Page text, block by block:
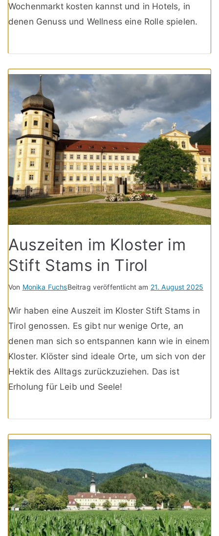
Wochenmarkt kosten kannst und in Hotels, in
denen Genuss und Wellness eine Rolle spielen.
Auszeiten im Kloster im
Stift Stams in Tirol
Von Monika FuchsBeitrag veröffentlicht am 21. August 2025
Wir haben eine Auszeit im Kloster Stift Stams in
Tirol genossen. Es gibt nur wenige Orte, an
denen man sich so entspannen kann wie in einem
Kloster. Klöster sind ideale Orte, um sich von der
Hektik des Alltags zurückzuziehen. Das ist
Erholung für Leib und Seele!